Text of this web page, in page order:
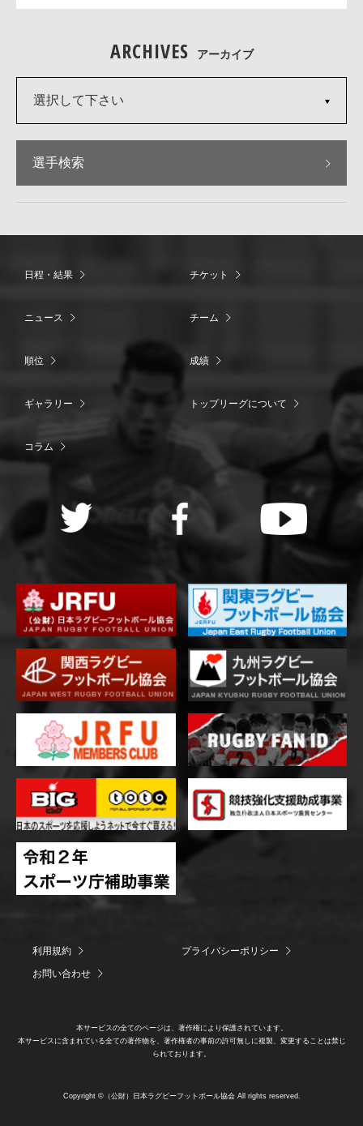
ARCHIVES アーカイブ
選択して下さい
選手検索
日程・結果 チケット
ニュース チーム
順位 成績
ギャラリー トップリーグについて
コラム
利用規約
プライバシーポリシー
お問い合わせ
本サービスの全てのページは、著作権により保護されています。
本サービスに含まれている全ての著作物を、著作権者の事前の許可無しに複製、変更することは禁じ
られております。
Copyright ©（公財）日本ラグビーフットボール協会 All rights reserved.